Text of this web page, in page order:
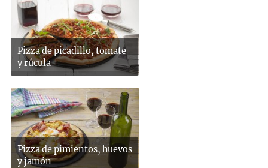
Pizza de picadillo, tomate
y rúcula
Pizza de pimientos, huevos
y jamón